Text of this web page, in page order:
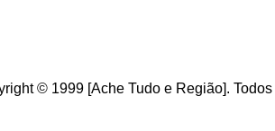
© 1999 [Ache Tudo e Região].